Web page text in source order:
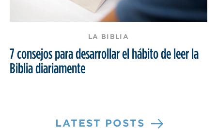
LA BIBLIA
7 consejos para desarrollar el hábito de leer la
Biblia diariamente
LATEST POSTS